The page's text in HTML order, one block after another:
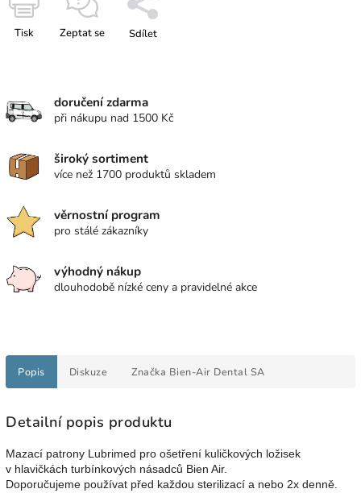
Tisk Zeptat se Sdílet
doručení zdarma
při nákupu nad 1500 Kč
široký sortiment
více než 1700 produktů skladem
věrnostní program
pro stálé zákazníky
výhodný nákup
dlouhodobě nízké ceny a pravidelné akce
Popis Diskuze Značka Bien-Air Dental SA
Detailní popis produktu
Mazací patrony Lubrimed pro ošetření kuličkových ložisek
v hlavičkách turbínkových násadců Bien Air.
Doporučujeme používat před každou sterilizací a nebo 2x denně.